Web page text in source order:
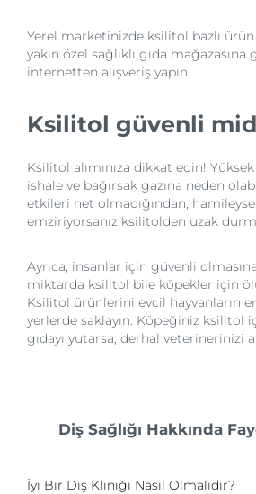
Yerel marketinizde ksilitol bazlı ürün
yakın özel sağlıklı gıda mağazasına
internetten alışveriş yapın.
Ksilitol güvenli
Ksilitol alımınıza dikkat edin!
ishale ve bağırsak gazına neden
etkileri net olmadığından,
emziriyorsanız ksilitolden uzak
Ayrıca, insanlar için güvenli
miktarda ksilitol bile köpekler için
Ksilitol ürünlerini evcil hayvanların
yerlerde saklayın. Köpeğiniz ksilitol
gıdayı yutarsa, derhal veterinerinizi
Diş Sağlığı Hakkında
İyi Bir Diş Kliniği Nasıl Olmalıdır?